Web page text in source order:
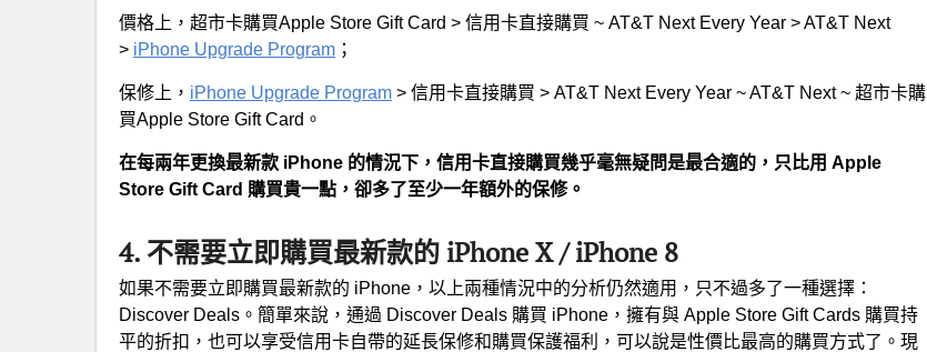
價格上，超市卡購買Apple Store Gift Card > 信用卡直接購買 ~ AT&T Next Every Year > AT&T Next
> iPhone Upgrade Program ；
保修上， iPhone Upgrade Program > 信用卡直接購買 > AT&T Next Every Year ~ AT&T Next ~ 超市卡購
買Apple Store Gift Card。
在每兩年更換最新款 iPhone 的情況下，信用卡直接購買幾乎毫無疑問是最合適的，只比用 Apple
Store Gift Card 購買貴一點，卻多了至少一年額外的保修。
4. 不需要立即購買最新款的 iPhone X / iPhone 8
如果不需要立即購買最新款的 iPhone，以上兩種情況中的分析仍然適用，只不過多了一種選擇：
Discover Deals。簡單來說，通過 Discover Deals 購買 iPhone，擁有與 Apple Store Gift Cards 購買持
平的折扣，也可以享受信用卡自帶的延長保修和購買保護福利，可以說是性價比最高的購買方式了。現